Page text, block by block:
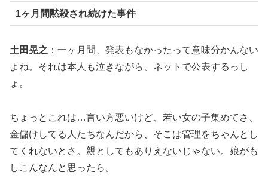
1ヶ月間黙殺され続けた事件
土田晃之 ：一ヶ月間、発表もなかったって意味分かんない
よね。それは本人も泣きながら、ネットで公表するっし
ょ。
ちょっとこれは…言い方悪いけど、若い女の子集めてさ、
金儲けしてる人たちなんだから、そこは管理をちゃんとし
てくれないとさ。親としてもありえないじゃない。娘がも
しこんなんと思ったら。